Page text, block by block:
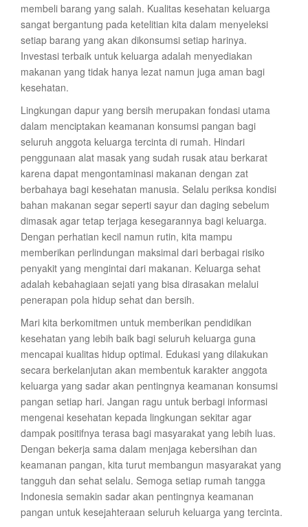
membeli barang yang salah. Kualitas kesehatan keluarga
sangat bergantung pada ketelitian kita dalam menyeleksi
setiap barang yang akan dikonsumsi setiap harinya.
Investasi terbaik untuk keluarga adalah menyediakan
makanan yang tidak hanya lezat namun juga aman bagi
kesehatan.
Lingkungan dapur yang bersih merupakan fondasi utama
dalam menciptakan keamanan konsumsi pangan bagi
seluruh anggota keluarga tercinta di rumah. Hindari
penggunaan alat masak yang sudah rusak atau berkarat
karena dapat mengontaminasi makanan dengan zat
berbahaya bagi kesehatan manusia. Selalu periksa kondisi
bahan makanan segar seperti sayur dan daging sebelum
dimasak agar tetap terjaga kesegarannya bagi keluarga.
Dengan perhatian kecil namun rutin, kita mampu
memberikan perlindungan maksimal dari berbagai risiko
penyakit yang mengintai dari makanan. Keluarga sehat
adalah kebahagiaan sejati yang bisa dirasakan melalui
penerapan pola hidup sehat dan bersih.
Mari kita berkomitmen untuk memberikan pendidikan
kesehatan yang lebih baik bagi seluruh keluarga guna
mencapai kualitas hidup optimal. Edukasi yang dilakukan
secara berkelanjutan akan membentuk karakter anggota
keluarga yang sadar akan pentingnya keamanan konsumsi
pangan setiap hari. Jangan ragu untuk berbagi informasi
mengenai kesehatan kepada lingkungan sekitar agar
dampak positifnya terasa bagi masyarakat yang lebih luas.
Dengan bekerja sama dalam menjaga kebersihan dan
keamanan pangan, kita turut membangun masyarakat yang
tangguh dan sehat selalu. Semoga setiap rumah tangga
Indonesia semakin sadar akan pentingnya keamanan
pangan untuk kesejahteraan seluruh keluarga yang tercinta.